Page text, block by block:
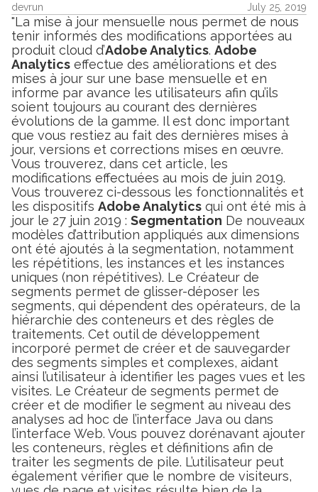
devrun July 25, 2019
"La mise à jour mensuelle nous permet de nous
tenir informés des modifications apportées au
produit cloud d’Adobe Analytics. Adobe
Analytics effectue des améliorations et des
mises à jour sur une base mensuelle et en
informe par avance les utilisateurs afin qu’ils
soient toujours au courant des dernières
évolutions de la gamme. Il est donc important
que vous restiez au fait des dernières mises à
jour, versions et corrections mises en œuvre.
Vous trouverez, dans cet article, les
modifications effectuées au mois de juin 2019.
Vous trouverez ci-dessous les fonctionnalités et
les dispositifs Adobe Analytics qui ont été mis à
jour le 27 juin 2019 : Segmentation De nouveaux
modèles d’attribution appliqués aux dimensions
ont été ajoutés à la segmentation, notamment
les répétitions, les instances et les instances
uniques (non répétitives). Le Créateur de
segments permet de glisser-déposer les
segments, qui dépendent des opérateurs, de la
hiérarchie des conteneurs et des règles de
traitements. Cet outil de développement
incorporé permet de créer et de sauvegarder
des segments simples et complexes, aidant
ainsi l’utilisateur à identifier les pages vues et les
visites. Le Créateur de segments permet de
créer et de modifier le segment au niveau des
analyses ad hoc de l’interface Java ou dans
l’interface Web. Vous pouvez dorénavant ajouter
les conteneurs, règles et définitions afin de
traiter les segments de pile. L’utilisateur peut
également vérifier que le nombre de visiteurs,